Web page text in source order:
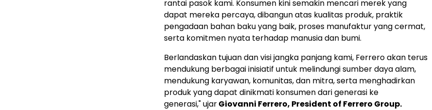
rantai pasok kami. Konsumen kini semakin mencari merek yang
dapat mereka percaya, dibangun atas kualitas produk, praktik
pengadaan bahan baku yang baik, proses manufaktur yang cermat,
serta komitmen nyata terhadap manusia dan bumi.
Berlandaskan tujuan dan visi jangka panjang kami, Ferrero akan terus
mendukung berbagai inisiatif untuk melindungi sumber daya alam,
mendukung karyawan, komunitas, dan mitra, serta menghadirkan
produk yang dapat dinikmati konsumen dari generasi ke
generasi," ujarGiovanni Ferrero, President of Ferrero Group.